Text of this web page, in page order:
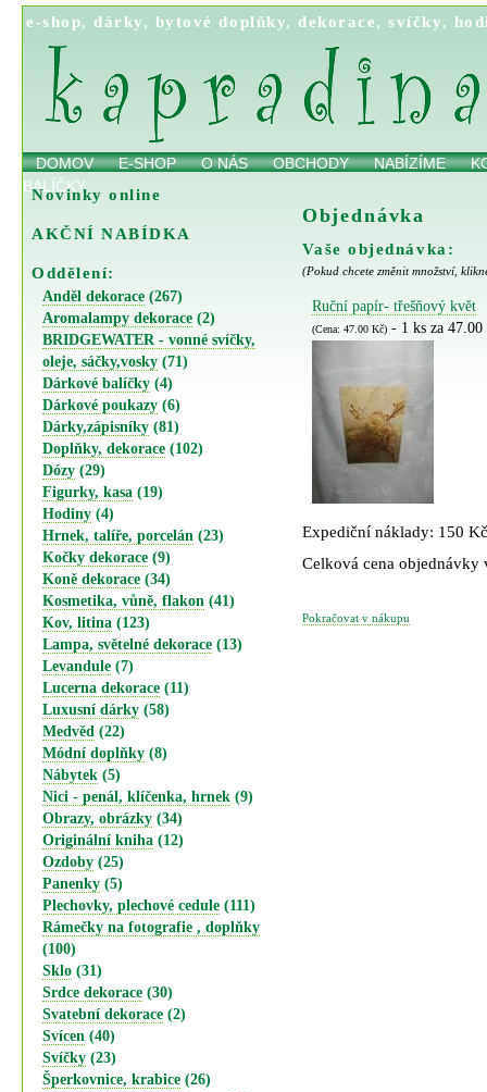
e-shop,dárky, bytové doplňky,dekorace,svíčky,
DOMOV E-SHOP O NÁS OBCHODY NABÍZÍME
BALÍČKY
Novinky online
AKČNÍ NABÍDKA
Oddělení:
Anděl dekorace (267)
Aromalampy dekorace (2)
BRIDGEWATER - vonné svíčky,
oleje, sáčky,vosky (71)
Dárkové balíčky (4)
Dárkové poukazy (6)
Dárky,zápisníky (81)
Doplňky, dekorace (102)
Dózy (29)
Figurky, kasa (19)
Hodiny (4)
Hrnek, talíře, porcelán (23)
Kočky dekorace (9)
Koně dekorace (34)
Kosmetika, vůně, flakon (41)
Kov, litina (123)
Lampa, světelné dekorace (13)
Levandule (7)
Lucerna dekorace (11)
Luxusní dárky (58)
Medvěd (22)
Módní doplňky (8)
Nábytek (5)
Nici - penál, klíčenka, hrnek (9)
Obrazy, obrázky (34)
Originální kniha (12)
Ozdoby (25)
Panenky (5)
Plechovky, plechové cedule (111)
Rámečky na fotografie , doplňky
(100)
Sklo (31)
Srdce dekorace (30)
Svatební dekorace (2)
Svícen (40)
Svíčky (23)
Šperkovnice, krabice (26)
Objednávka
Vaše objednávka:
(Pokud chcete změnit množství,
Ruční papír- třešňový květ
(Cena: 47.00 Kč)- 1 ks za 47.00
Expediční náklady: 150 Kč
Celková cena
Pokračovat v nákupu